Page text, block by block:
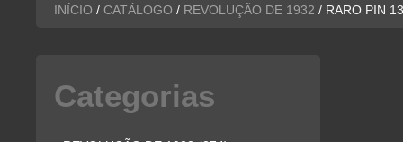
INÍCIO / CATÁLOGO / REVOLUÇÃO DE 1932 / RARO PIN
Categorias